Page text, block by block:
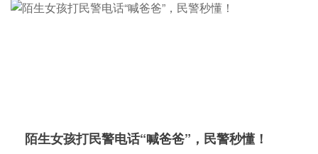
陌生女孩打民警电话“喊爸爸”，民警秒懂！